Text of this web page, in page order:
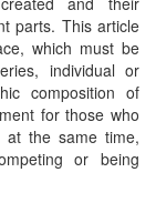
parts. This article
which must be
individual or
composition of
for those who
at the same time,
or being